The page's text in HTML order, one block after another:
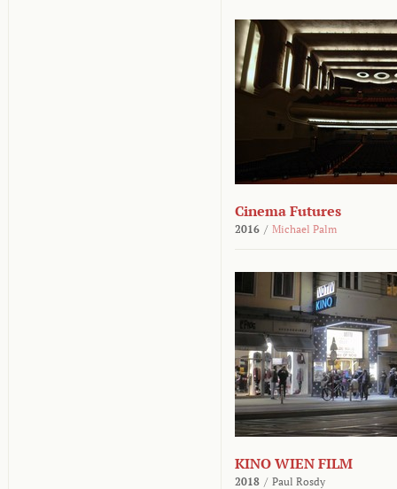
Cinema Futures
2016 / Michael Palm
KINO WIEN FILM
2018 / Paul Rosdy